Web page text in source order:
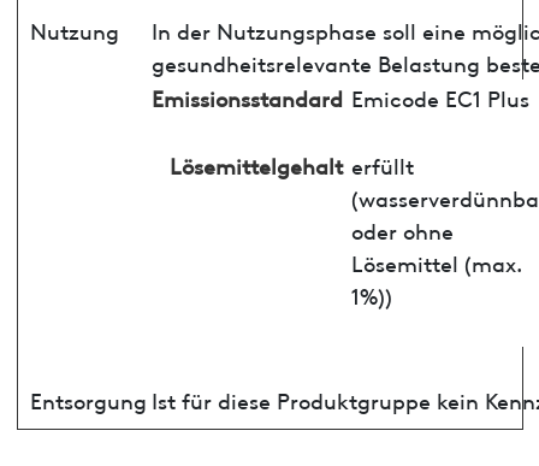
Nutzung
In der Nutzungsphase soll eine
gesundheitsrelevante Belastung
Emissionsstandard Emicode EC1 Plus
Lösemittelgehalt erfüllt
oder ohne
Lösemittel (max.
1%))
Entsorgung Ist für diese Produktgruppe kein